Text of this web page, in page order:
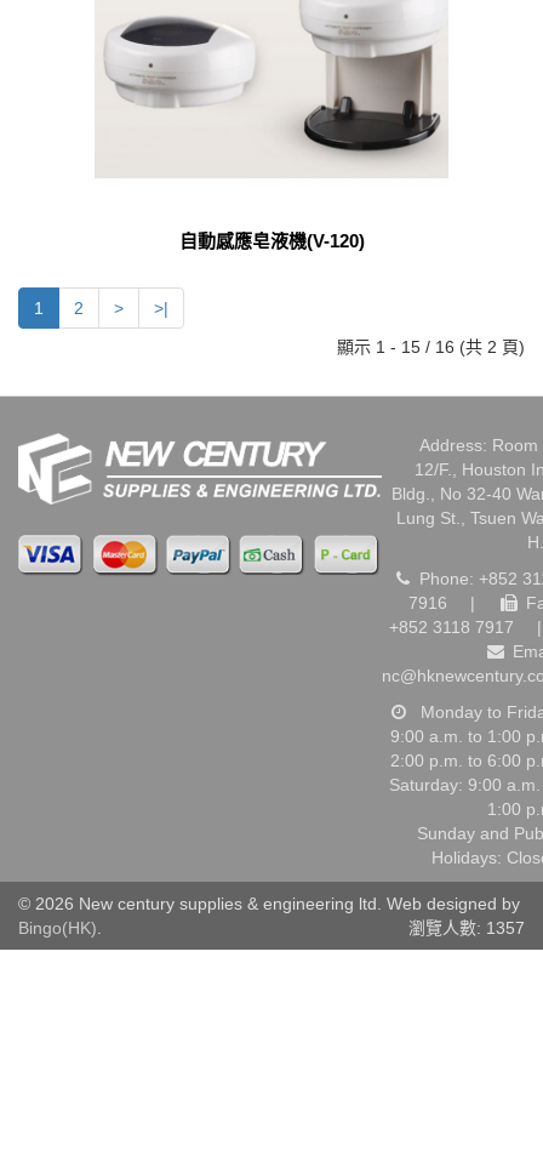
自動感應皂液機(V-120)
1 2 >
>|
顯示 1 - 15 / 16 (共 2 頁)
Address: Room
12/F., Houston
Bldg., No 32-40
Lung St., Tsuen
Phone: +852
7916
|
+852 3118 7917
|
Monday to
9:00 a.m. to 1:00
2:00 p.m. to 6:00
Saturday: 9:00
1:00
Sunday and
Holidays:
© 2026 New century supplies & engineering ltd. Web designed by
Bingo(HK)
瀏覽人數: 1357